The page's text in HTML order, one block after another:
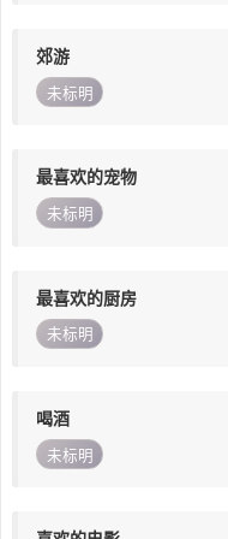
郊游
未标明
最喜欢的宠物
未标明
最喜欢的厨房
未标明
喝酒
未标明